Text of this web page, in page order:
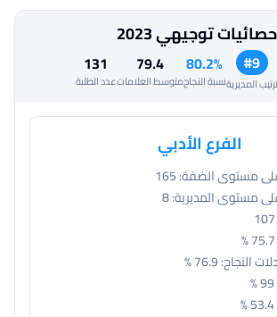
توجيهي 2023
#9
ترتيب المديرية
80.2%
نسبة النجاح
79.4
متوسط العلامات
131
عدد الطلبة
الفرع الأدبي
على مستوى الضفة:165
مستوى المديرية:8
107
75.7 %
النجاح:76.9 %
99 %
53.4 %